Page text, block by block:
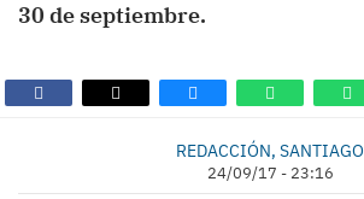
30 de septiembre.
REDACCIÓN, SANTIAGO
24/09/17 - 23:16